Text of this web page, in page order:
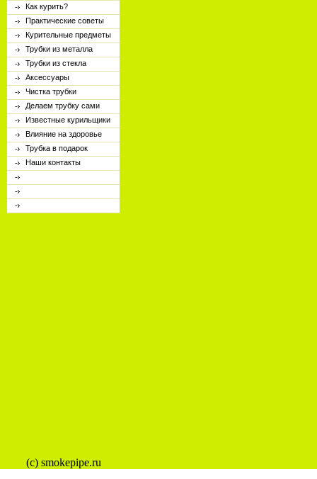
Как курить?
Практические советы
Курительные предметы
Трубки из металла
Трубки из стекла
Аксессуары
Чистка трубки
Делаем трубку сами
Известные курильщики
Влияние на здоровье
Трубка в подарок
Наши контакты
(c) smokepipe.ru